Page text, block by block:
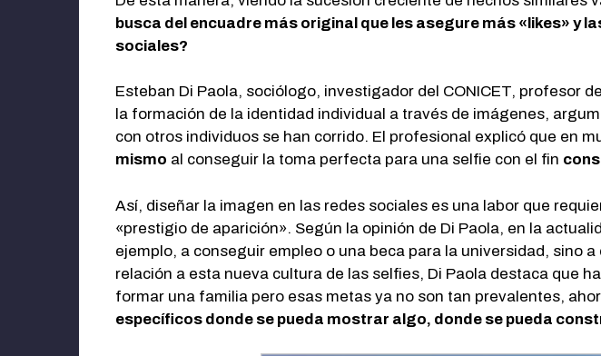
busca del encuadre más original que les asegure más «likes» y
sociales?
Esteban Di Paola, sociólogo, investigador del CONICET, profesor
la formación de la identidad individual a través de imágenes,
con otros individuos se han corrido. El profesional explicó que en
mismo al conseguir la toma perfecta para una selfie con el fin
Así, diseñar la imagen en las redes sociales es una labor que
«prestigio de aparición». Según la opinión de Di Paola, en la
ejemplo, a conseguir empleo o una beca para la universidad, sino a
relación a esta nueva cultura de las selfies, Di Paola destaca que
formar una familia pero esas metas ya no son tan prevalentes,
específicos donde se pueda mostrar algo, donde se pueda